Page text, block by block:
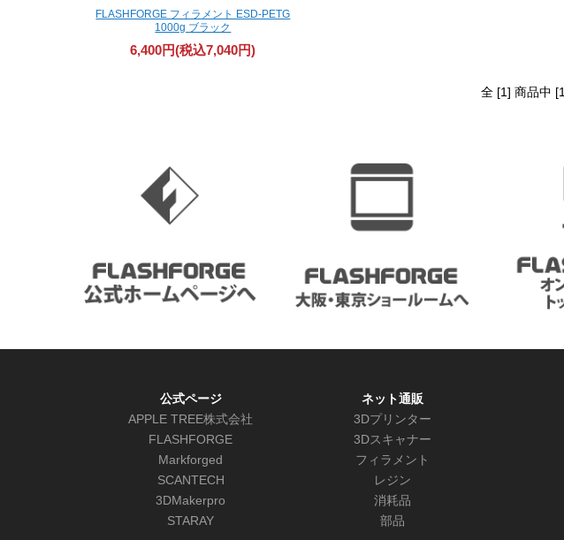
FLASHFORGE フィラメント ESD-PETG
1000g ブラック
6,400円(税込7,040円)
全 [1] 商品中
公式ページ
APPLE TREE株式会社
FLASHFORGE
Markforged
SCANTECH
3DMakerpro
STARAY
ネット通販
3Dプリンター
3Dスキャナー
フィラメント
レジン
消耗品
部品